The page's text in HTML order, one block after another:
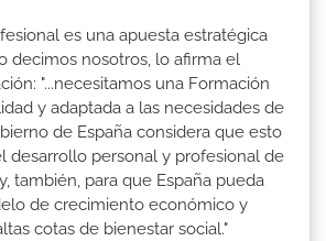
es una apuesta estratégica
decimos nosotros, lo afirma el
"...necesitamos una Formación
y adaptada a las necesidades de
de España considera que esto
desarrollo personal y profesional de
también, para que España pueda
de crecimiento económico y
cotas de bienestar social."